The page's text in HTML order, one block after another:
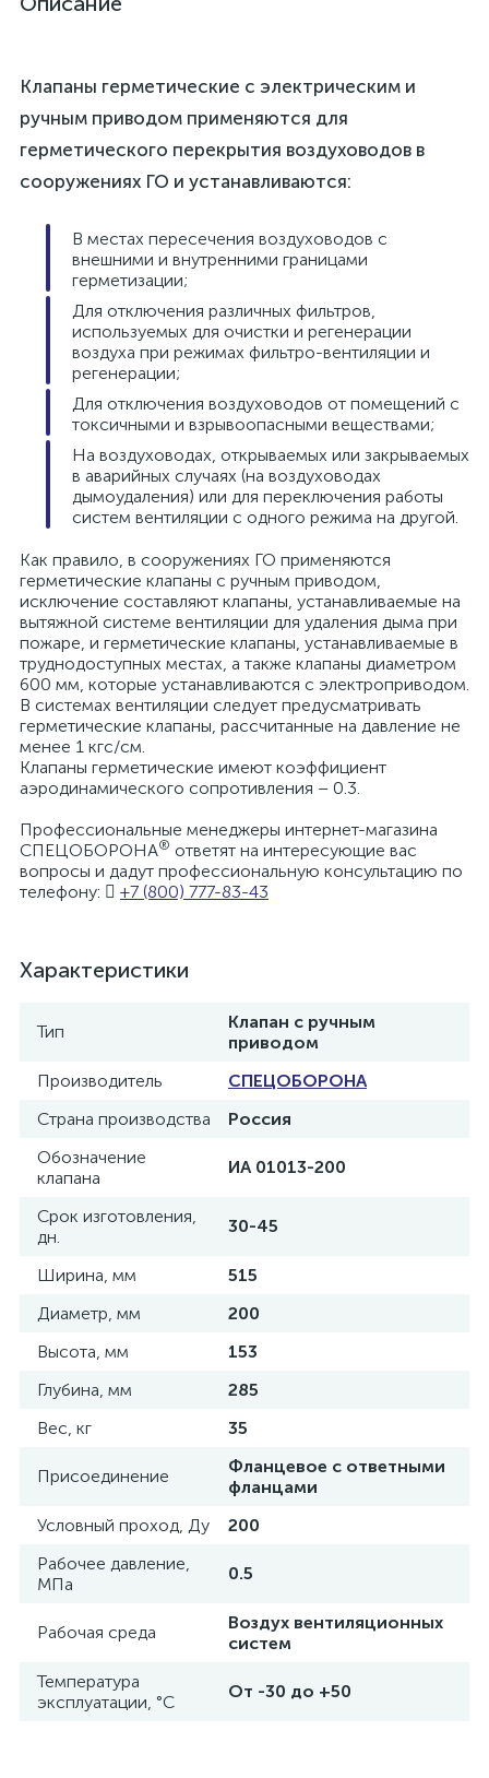
Клапаны герметические с электрическим и
ручным приводом применяются для
герметического перекрытия воздуховодов в
сооружениях ГО и устанавливаются:
В местах пересечения воздуховодов с
внешними и внутренними границами
герметизации;
Для отключения различных фильтров,
используемых для очистки и регенерации
воздуха при режимах фильтро-вентиляции и
регенерации;
Для отключения воздуховодов от помещений с
токсичными и взрывоопасными веществами;
На воздуховодах, открываемых или закрываемых
в аварийных случаях (на воздуховодах
дымоудаления) или для переключения работы
систем вентиляции с одного режима на другой.
Как правило, в сооружениях ГО применяются
герметические клапаны с ручным приводом,
исключение составляют клапаны, устанавливаемые на
вытяжной системе вентиляции для удаления дыма при
пожаре, и герметические клапаны, устанавливаемые в
труднодоступных местах, а также клапаны диаметром
600 мм, которые устанавливаются с электроприводом.
В системах вентиляции следует предусматривать
герметические клапаны, рассчитанные на давление не
менее 1 кгс/см.
Клапаны герметические имеют коэффициент
аэродинамического сопротивления – 0.3.
Профессиональные менеджеры интернет-магазина
СПЕЦОБОРОНА® ответят на интересующие вас
вопросы и дадут профессиональную консультацию по
телефону:
+7 (800) 777-83-43
Характеристики
Тип
Клапан с ручным
приводом
Производитель
СПЕЦОБОРОНА
Страна производства
Россия
Обозначение
клапана
ИА 01013-200
Срок изготовления,
дн.
30-45
Ширина, мм
515
Диаметр, мм
200
Высота, мм
153
Глубина, мм
285
Вес, кг
35
Присоединение
Фланцевое с ответными
фланцами
Условный проход, Ду
200
Рабочее давление,
МПа
0.5
Рабочая среда
Воздух вентиляционных
систем
Температура
эксплуатации, °C
От -30 до +50